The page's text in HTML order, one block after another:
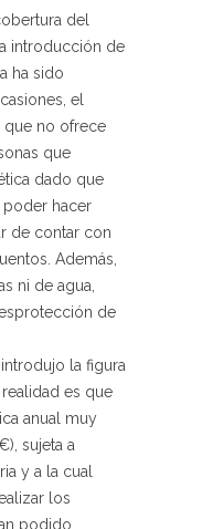
del
introducción de
ha sido
el
que no ofrece
que
dado que
poder hacer
de contar con
Además,
ni de agua,
de
la figura
es que
anual muy
sujeta a
y a la cual
los
podido